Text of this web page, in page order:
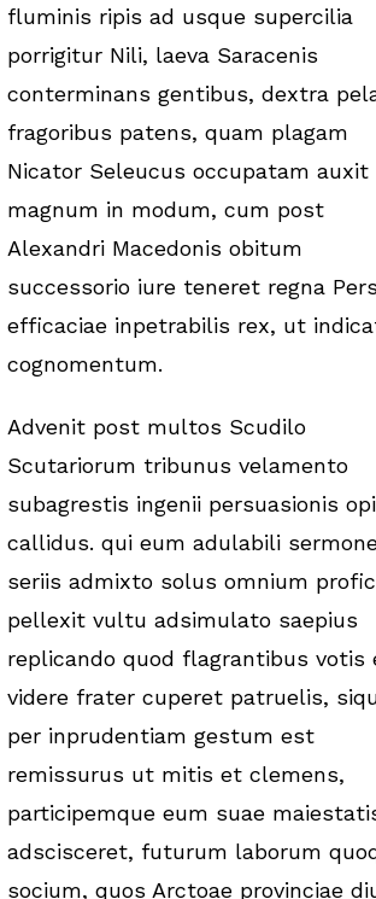
fluminis ripis ad usque supercilia
porrigitur Nili, laeva Saracenis
conterminans gentibus, dextra
fragoribus patens, quam plagam
Nicator Seleucus occupatam auxit
magnum in modum, cum post
Alexandri Macedonis obitum
successorio iure teneret regna
efficaciae inpetrabilis rex, ut
cognomentum.
Advenit post multos Scudilo
Scutariorum tribunus velamento
subagrestis ingenii persuasionis
callidus. qui eum adulabili
seriis admixto solus omnium
pellexit vultu adsimulato saepius
replicando quod flagrantibus votis
videre frater cuperet patruelis,
per inprudentiam gestum est
remissurus ut mitis et clemens,
participemque eum suae
adscisceret, futurum laborum
socium, quos Arctoae provinciae